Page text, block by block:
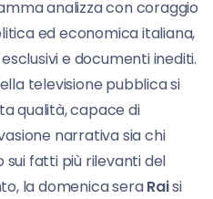
analizza con coraggio
ed economica italiana,
e documenti inediti.
televisione pubblica si
qualità, capace di
narrativa sia chi
fatti più rilevanti del
la domenica seraRaisi